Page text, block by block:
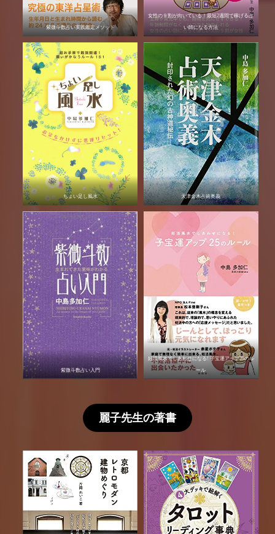
紫微斗数占い実践鑑定メソッド
女性の９割が向いている！最短2週間で稼げる占
い師になる方法
ちょい足し風水 天津金木占術奥義
紫微斗数占い入門
妊活風水でしあわせになる! 子宝運アップ25のル
ール
麗子先生の著書